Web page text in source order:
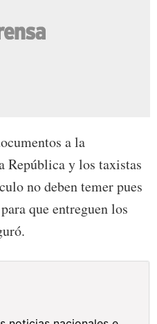
a la
República y los taxistas
no deben temer pues
que entreguen los